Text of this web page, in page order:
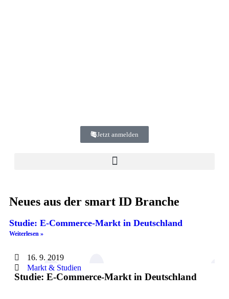
Jetzt anmelden
Neues aus der smart ID Branche
Studie: E-Commerce-Markt in Deutschland
Weiterlesen »
16. 9. 2019
Markt & Studien
Studie: E-Commerce-Markt in Deutschland